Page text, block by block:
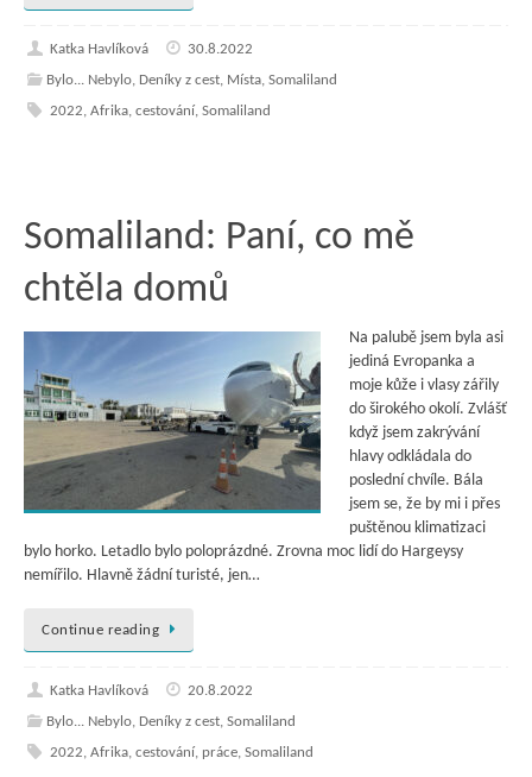
Katka Havlíková
30.8.2022
Bylo... Nebylo, Deníky z cest, Místa, Somaliland
2022, Afrika, cestování, Somaliland
Somaliland: Paní, co mě
chtěla domů
Na palubě jsem byla asi
jediná Evropanka a
moje kůže i vlasy zářily
do širokého okolí. Zvlášť
když jsem zakrývání
hlavy odkládala do
poslední chvíle. Bála
jsem se, že by mi i přes
puštěnou klimatizaci
bylo horko. Letadlo bylo poloprázdné. Zrovna moc lidí do Hargeysy
nemířilo. Hlavně žádní turisté, jen…
Continue reading
Katka Havlíková
20.8.2022
Bylo... Nebylo, Deníky z cest, Somaliland
2022, Afrika, cestování, práce, Somaliland